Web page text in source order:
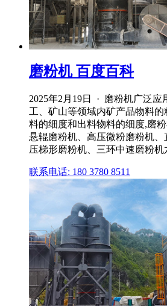
磨粉机 百度百科
2025年2月19日 · 磨粉机广泛应
工、矿山等领域内矿产品物料
料的细度和出料物料的细度,磨
悬辊磨粉机、高压微粉磨粉机
压梯形磨粉机、三环中速磨粉机
联系电话: 180 3780 8511